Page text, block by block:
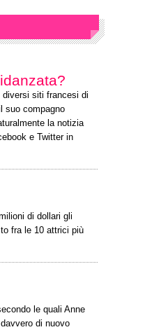
siti francesi di
suo compagno
la notizia
e Twitter in
di dollari gli
fra le 10 attrici più
le quali Anne
di nuovo